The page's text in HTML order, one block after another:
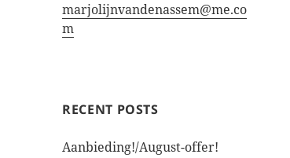
marjolijnvandenassem@me.co
m
RECENT POSTS
Aanbieding!/August-offer!